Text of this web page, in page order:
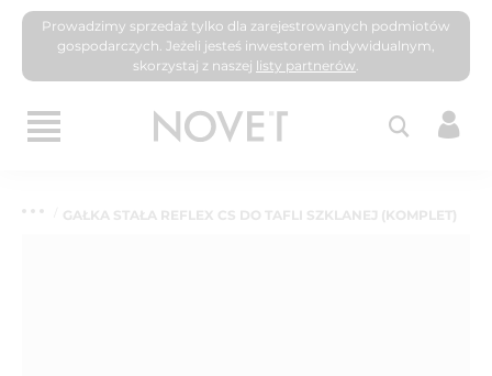
Prowadzimy sprzedaż tylko dla zarejestrowanych podmiotów
gospodarczych. Jeżeli jesteś inwestorem indywidualnym,
skorzystaj z naszej listy partnerów.
GAŁKA STAŁA REFLEX CS DO TAFLI SZKLANEJ (KOMPLET)